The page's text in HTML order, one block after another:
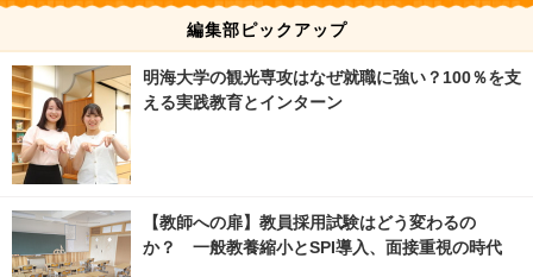
編集部ピックアップ
明海大学の観光専攻はなぜ就職に強い？100％を支
える実践教育とインターン
【教師への扉】教員採用試験はどう変わるの
か？ 一般教養縮小とSPI導入、面接重視の時代